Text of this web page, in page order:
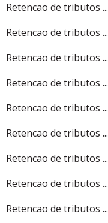
Retencao de tributos ...
Retencao de tributos ...
Retencao de tributos ...
Retencao de tributos ...
Retencao de tributos ...
Retencao de tributos ...
Retencao de tributos ...
Retencao de tributos ...
Retencao de tributos ...